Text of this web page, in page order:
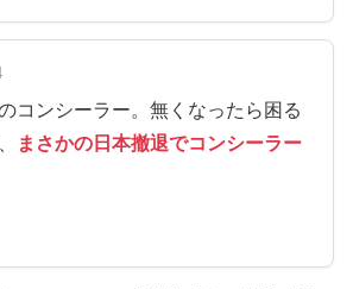
コンシーラー。無くなったら困る
まさかの日本撤退でコンシーラー